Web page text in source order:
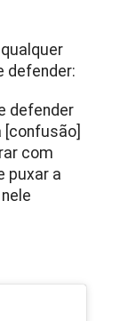
defender:
defender
[confusão]
com
puxar a